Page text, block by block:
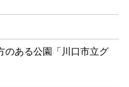
のある公園「川口市立グ